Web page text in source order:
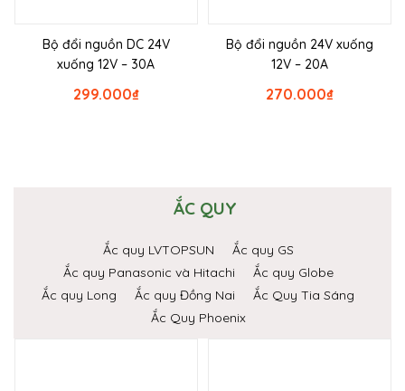
Bộ đổi nguồn DC 24V
xuống 12V – 30A
₫
299.000
Bộ đổi nguồn 24V xuống
12V – 20A
₫
270.000
ẮC QUY
Ắc quy LVTOPSUN
Ắc quy GS
Ắc quy Panasonic và Hitachi
Ắc quy Globe
Ắc quy Long
Ắc quy Đồng Nai
Ắc Quy Tia Sáng
Ắc Quy Phoenix